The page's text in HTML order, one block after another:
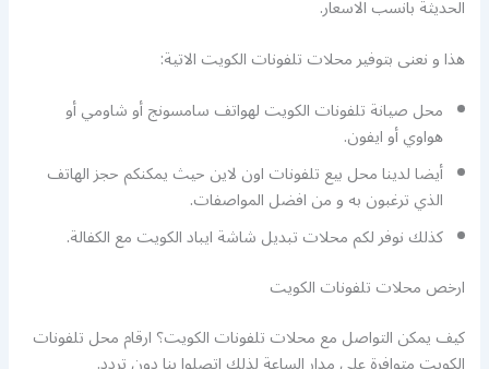
الحديثة بانسب الاسعار.
هذا و نعنى بتوفير محلات تلفونات الكويت الاتية:
محل صيانة تلفونات الكويت لهواتف سامسونج أو شاومي أو
هواوي أو ايفون.
أيضا لدينا محل بيع تلفونات اون لاين حيث يمكنكم حجز الهاتف
الذي ترغبون به و من افضل المواصفات.
كذلك نوفر لكم محلات تبديل شاشة ايباد الكويت مع الكفالة.
ارخص محلات تلفونات الكويت
كيف يمكن التواصل مع محلات تلفونات الكويت؟ ارقام محل تلفونات